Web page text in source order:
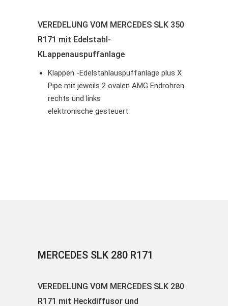
VEREDELUNG VOM MERCEDES SLK 350
R171 mit Edelstahl-
KLappenauspuffanlage
Klappen -Edelstahlauspuffanlage plus X
Pipe mit jeweils 2 ovalen AMG Endrohren
rechts und links
elektronische gesteuert
MERCEDES SLK 280 R171
VEREDELUNG VOM MERCEDES SLK 280
R171 mit Heckdiffusor und